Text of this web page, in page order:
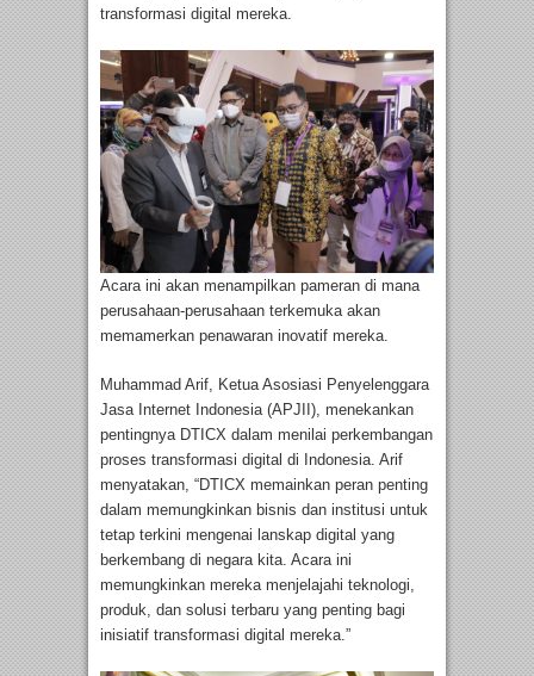
transformasi digital mereka.
Acara ini akan menampilkan pameran di mana
perusahaan-perusahaan terkemuka akan
memamerkan penawaran inovatif mereka.
Muhammad Arif, Ketua Asosiasi Penyelenggara
Jasa Internet Indonesia (APJII), menekankan
pentingnya DTICX dalam menilai perkembangan
proses transformasi digital di Indonesia. Arif
menyatakan, “DTICX memainkan peran penting
dalam memungkinkan bisnis dan institusi untuk
tetap terkini mengenai lanskap digital yang
berkembang di negara kita. Acara ini
memungkinkan mereka menjelajahi teknologi,
produk, dan solusi terbaru yang penting bagi
inisiatif transformasi digital mereka.”